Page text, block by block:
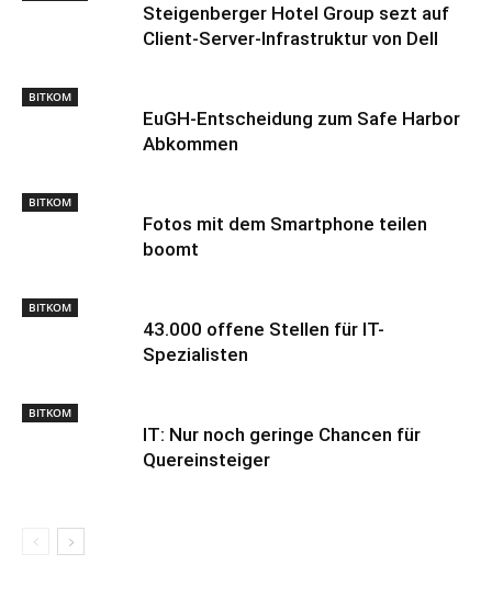
Steigenberger Hotel Group sezt auf
Client-Server-Infrastruktur von Dell
BITKOM
EuGH-Entscheidung zum Safe Harbor
Abkommen
BITKOM
Fotos mit dem Smartphone teilen
boomt
BITKOM
43.000 offene Stellen für IT-
Spezialisten
BITKOM
IT: Nur noch geringe Chancen für
Quereinsteiger